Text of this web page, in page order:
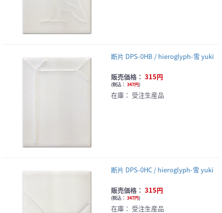
断片 DPS-0HB / hieroglyph-雪 yuki
販売価格： 315円
(税込： 347円)
在庫： 受注生産品
断片 DPS-0HC / hieroglyph-雪 yuki
販売価格： 315円
(税込： 347円)
在庫： 受注生産品